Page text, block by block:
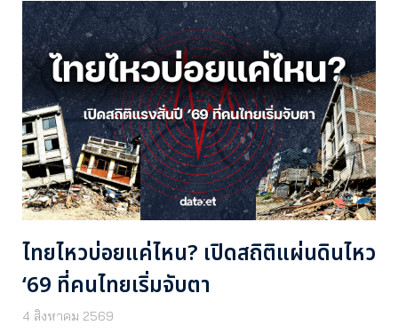
ไทยไหวบ่อยแค่ไหน? เปิดสถิติแผ่นดินไหว
‘69 ที่คนไทยเริ่มจับตา
4 สิงหาคม 2569